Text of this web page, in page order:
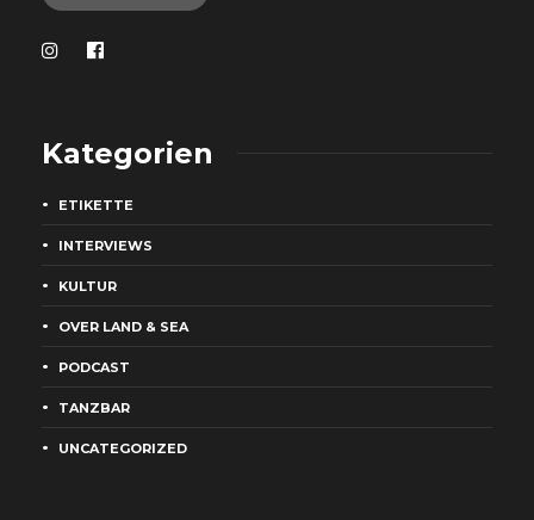
Kategorien
ETIKETTE
INTERVIEWS
KULTUR
OVER LAND & SEA
PODCAST
TANZBAR
UNCATEGORIZED